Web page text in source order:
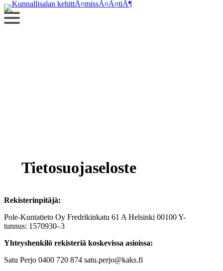
Siirry
sisältöön
Tietosuoja­seloste
Rekisterinpitäjä:
Pole-Kuntatieto Oy Fredrikinkatu 61 A Helsinki 00100 Y-
tunnus: 1570930–3
Yhteyshenkilö rekisteriä koskevissa asioissa:
Satu Perjo 0400 720 874 satu.perjo@kaks.fi